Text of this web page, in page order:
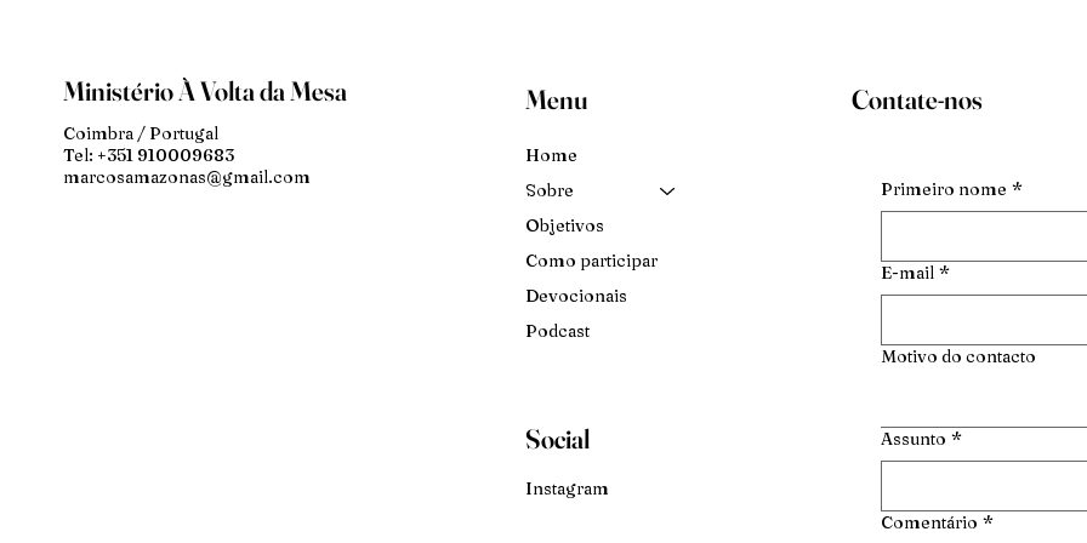
Ministério À Volta da Mesa
Coimbra / Portugal
Tel: +351 910009683
marcosamazonas@gmail.com
Menu
Home
Sobre
Objetivos
Como participar
Devocionais
Podcast
Social
Instagram
Contate-nos
Primeiro nome *
E-mail *
Motivo do contacto
Assunto *
Comentário *